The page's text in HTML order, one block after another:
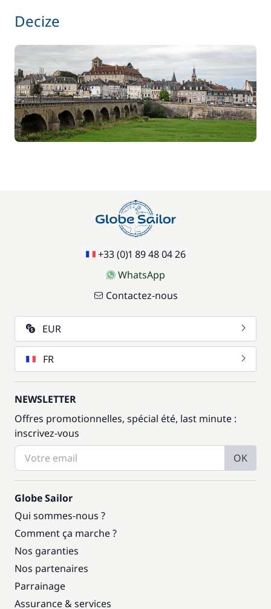
Le paquet environnemental
Location de vélo - Adulte 59,50 €
Location de vélo - Enfant 45,50 €
/ semaine
Paddle 77,00 €
Decize
+33 (0)1 89 48 04 26
WhatsApp
Contactez-nous
EUR
FR
NEWSLETTER
Offres promotionnelles, spécial été, last minute :
inscrivez-vous
OK
Globe Sailor
Qui sommes-nous ?
Comment ça marche ?
Nos garanties
Nos partenaires
Parrainage
Assurance & services